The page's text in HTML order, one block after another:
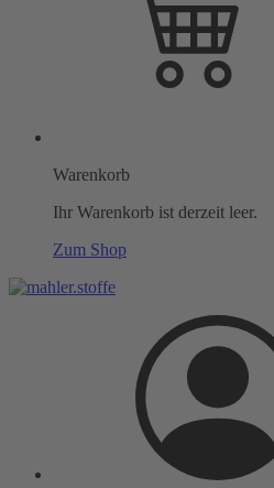
Warenkorb
Ihr Warenkorb ist derzeit leer.
Zum Shop